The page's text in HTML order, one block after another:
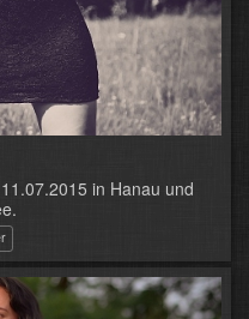
in Hanau und